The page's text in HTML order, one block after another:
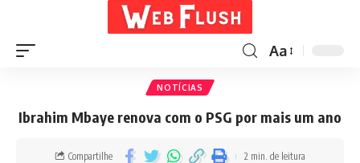
Aa
NOTÍCIAS
Ibrahim Mbaye renova com o PSG por mais um ano
Compartilhe 2 min. de leitura